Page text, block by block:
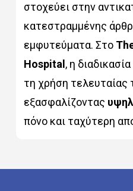
στοχεύει στην
κατεστραμμένης
εμφυτεύματα. Στο
Hospital , η
τη χρήση τελευταίας
εξασφαλίζοντας
πόνο και ταχύτερη